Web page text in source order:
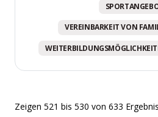
VEREINBARKEIT VON
Zeigen 521 bis 530 von 633